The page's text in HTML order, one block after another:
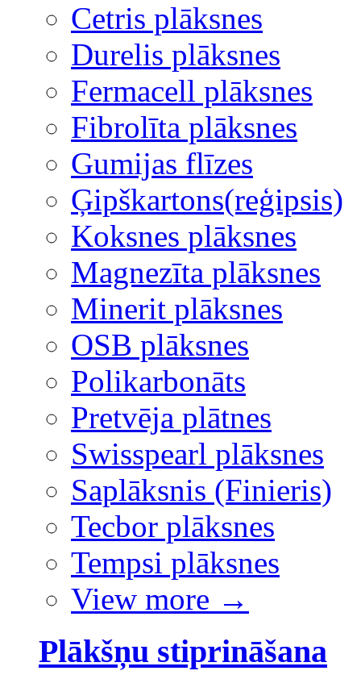
Cetris plāksnes
Durelis plāksnes
Fermacell plāksnes
Fibrolīta plāksnes
Gumijas flīzes
Ģipškartons(reģipsis)
Koksnes plāksnes
Magnezīta plāksnes
Minerit plāksnes
OSB plāksnes
Polikarbonāts
Pretvēja plātnes
Swisspearl plāksnes
Saplāksnis (Finieris)
Tecbor plāksnes
Tempsi plāksnes
View more →
Plākšņu stiprināšana